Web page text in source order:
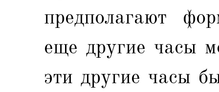
предполагают
еще другие часы
эти другие часы